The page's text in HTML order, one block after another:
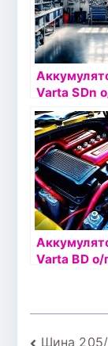
Varta SDn
(585 200)
Varta BD о/
Шина 205/